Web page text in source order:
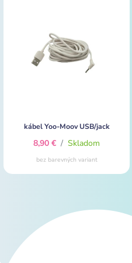
kábel Yoo-Moov USB/jack
8,90 € / Skladom
bez barevných variant